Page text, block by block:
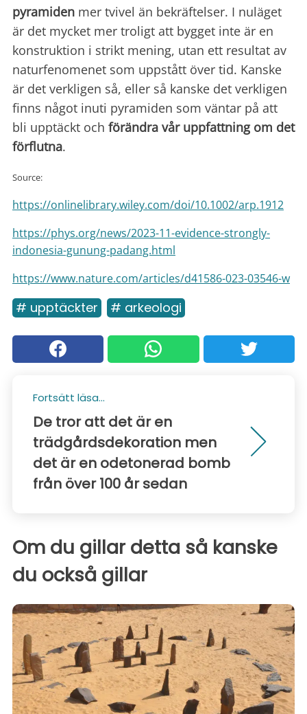
pyramiden mer tvivel än bekräftelser. I nuläget
är det mycket mer troligt att bygget inte är en
konstruktion i strikt mening, utan ett resultat av
naturfenomenet som uppstått över tid. Kanske
är det verkligen så, eller så kanske det verkligen
finns något inuti pyramiden som väntar på att
bli upptäckt och förändra vår uppfattning om det
förflutna.
Source:
https://onlinelibrary.wiley.com/doi/10.1002/arp.1912
https://phys.org/news/2023-11-evidence-strongly-
indonesia-gunung-padang.html
https://www.nature.com/articles/d41586-023-03546-w
# upptäckter # arkeologi
Fortsätt läsa...
De tror att det är en
trädgårdsdekoration men
det är en odetonerad bomb
från över 100 år sedan
Om du gillar detta så kanske
du också gillar